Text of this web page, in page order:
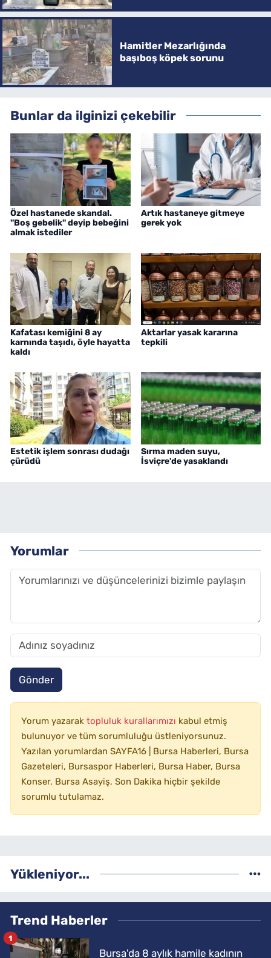
Hamitler Mezarlığında
başıboş köpek sorunu
Bunlar da ilginizi çekebilir
Özel hastanede skandal.
"Boş gebelik" deyip bebeğini
almak istediler
Artık hastaneye gitmeye
gerek yok
Kafatası kemiğini 8 ay
karnında taşıdı, öyle hayatta
kaldı
Aktarlar yasak kararına
tepkili
Estetik işlem sonrası dudağı
çürüdü
Sırma maden suyu,
İsviçre'de yasaklandı
Yorumlar
Gönder
Yorum yazarak topluluk kurallarımızı kabul etmiş
bulunuyor ve tüm sorumluluğu üstleniyorsunuz.
Yazılan yorumlardan SAYFA16 | Bursa Haberleri, Bursa
Gazeteleri, Bursaspor Haberleri, Bursa Haber, Bursa
Konser, Bursa Asayiş, Son Dakika hiçbir şekilde
sorumlu tutulamaz.
Yükleniyor...
Trend Haberler
Bursa'da 8 aylık hamile kadının
1